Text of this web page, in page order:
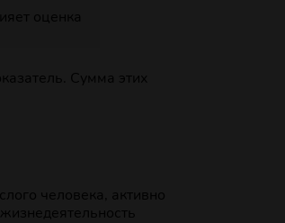
оценка
Сумма этих
человека, активно